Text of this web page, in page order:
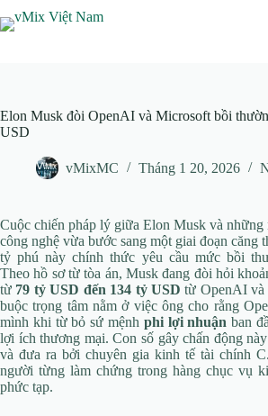
đến
Elon Musk đòi OpenAI và Microsoft bồi
USD
vMixMC Tháng 1 20, 2026
Cuộc chiến pháp lý giữa Elon Musk và
công nghệ vừa bước sang một giai đoạn căng
tỷ phú này chính thức yêu cầu mức bồi
Theo hồ sơ từ tòa án, Musk đang đòi hỏi
từ 79 tỷ USD đến 134 tỷ USD từ OpenAI và
buộc trọng tâm nằm ở việc ông cho rằng
mình khi từ bỏ sứ mệnh phi lợi nhuận ban
lợi ích thương mại. Con số gây chấn động
và đưa ra bởi chuyên gia kinh tế tài chính
người từng làm chứng trong hàng chục vụ
phức tạp.